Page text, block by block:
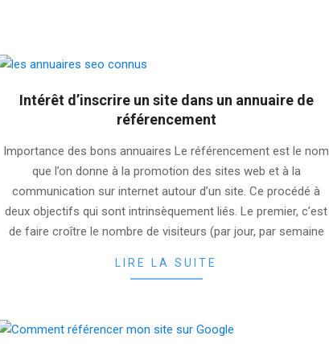
Intérêt d’inscrire un site dans un annuaire de
référencement
07-
Importance des bons annuaires Le référencement est le nom
que l’on donne à la promotion des sites web et à la
communication sur internet autour d’un site. Ce procédé à
deux objectifs qui sont intrinsèquement liés. Le premier, c’est
de faire croître le nombre de visiteurs (par jour, par semaine
LIRE LA SUITE